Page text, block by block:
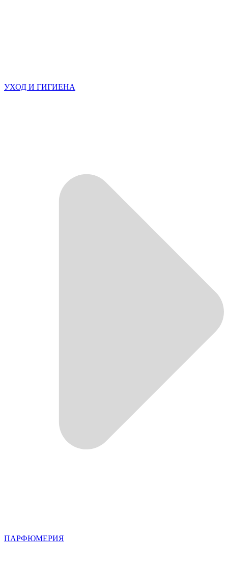
УХОД И ГИГИЕНА
ПАРФЮМЕРИЯ